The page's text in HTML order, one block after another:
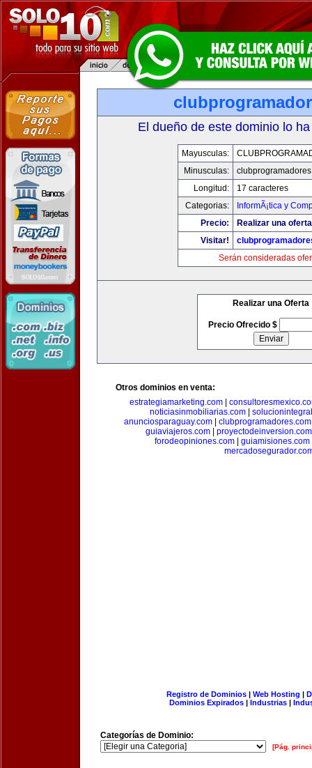
El dueño de este dominio lo
Mayusculas:
Minusculas:
Longitud:
17 caracteres
Categorias:
InformÃ¡tica y
Precio:
Realizar una
Visitar!
Serán consideradas
Realizar una Oferta
Precio Ofrecido $
Otros dominios en venta:
estrategiamarketing.com|
noticiasinmobiliarias.com
anunciosparaguay.com
clubprogramadores.com
guiaviajeros.com| proyectodeinversion.com
forodeopiniones.com
guiamisiones.com
Registro de Dominios| Web Hosting |
Dominios Expirados | Industrias |
Categorías de Dominio:
[Pág.